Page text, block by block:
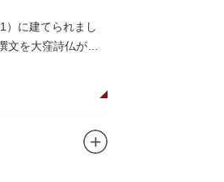
）に建てられまし
文を大窪詩仏が書